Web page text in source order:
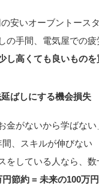
の安いオーブントース
の手間、電気屋での
し高くても良いもの
ばしにする機会損失
金がないから学ばない
間、スキルが伸びない
をしている人なら、数
円節約 = 未来の100万